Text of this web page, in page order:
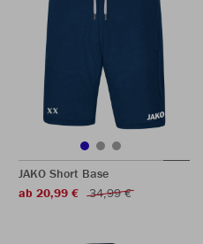
JAKO Short Base
ab 20,99 €
34,99 €